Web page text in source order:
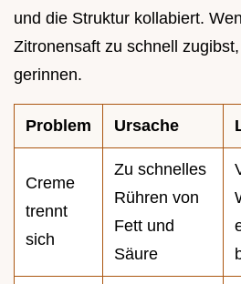
und die Struktur kollabiert.
Zitronensaft zu schnell
gerinnen.
Problem Ursache
Creme
trennt
sich
Zu schnelles
Rühren von
Fett und
Säure